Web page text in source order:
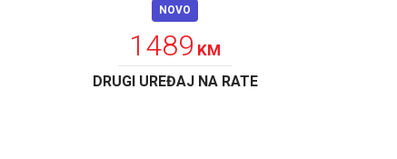
NOVO
1489 KM
DRUGI UREĐAJ NA RATE